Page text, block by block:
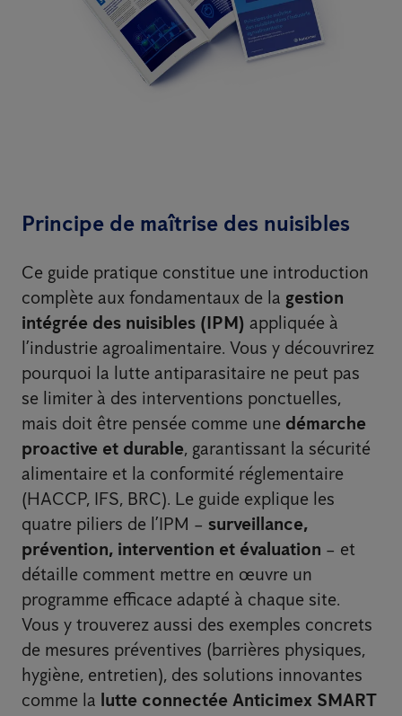
Principe de maîtrise des nuisibles
Ce guide pratique constitue une introduction
complète aux fondamentaux de la gestion
intégrée des nuisibles (IPM) appliquée à
l’industrie agroalimentaire. Vous y découvrirez
pourquoi la lutte antiparasitaire ne peut pas
se limiter à des interventions ponctuelles,
mais doit être pensée comme une démarche
proactive et durable, garantissant la sécurité
alimentaire et la conformité réglementaire
(HACCP, IFS, BRC). Le guide explique les
quatre piliers de l’IPM – surveillance,
prévention, intervention et évaluation – et
détaille comment mettre en œuvre un
programme efficace adapté à chaque site.
Vous y trouverez aussi des exemples concrets
de mesures préventives (barrières physiques,
hygiène, entretien), des solutions innovantes
comme la lutte connectée Anticimex SMART